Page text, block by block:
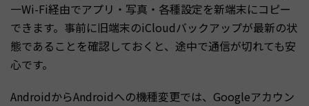
一Wi-Fi経由でアプリ・写真・各種設定を新端末にコピー
できます。事前に旧端末のiCloudバックアップが最新の状
態であることを確認しておくと、途中で通信が切れても安
心です。
AndroidからAndroidへの機種変更では、Googleアカウン